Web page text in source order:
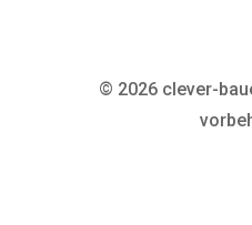
© 2026 clever-